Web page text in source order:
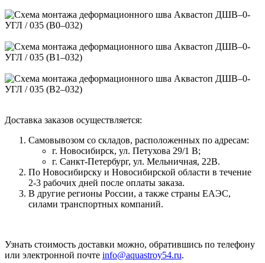
Доставка заказов осуществляется:
Самовывозом со складов, расположенных по адресам:
г. Новосибирск, ул. Петухова 29/1 В;
г. Санкт-Петербург, ул. Мельничная, 22В.
По Новосибирску и Новосибирской области в течение
2-3 рабочих дней после оплаты заказа.
В другие регионы России, а также страны ЕАЭС,
силами транспортных компаний.
Узнать стоимость доставки можно, обратившись по телефону
или электронной почте info@aquastroy54.ru.